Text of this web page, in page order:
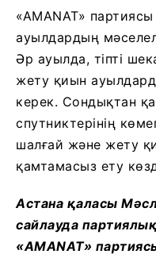
«AMANAT»
ауылдардың
Әр ауылда, тіпті
жету қиын
керек. Сондықтан
спутниктерінің
шалғай және жету
қамтамасыз ету
Астана қаласы
сайлауда партиялық
«AMANAT»